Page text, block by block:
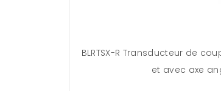
BLRTSX-R Transducteur de
et avec axe